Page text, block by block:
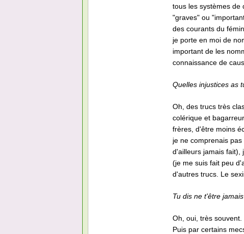
tous les systèmes de
"graves" ou
des courants du
je porte en moi de
important de les
connaissance de
Quelles injustices as
Oh, des trucs très
colérique et
frères, d'être moins
je ne comprenais
d'ailleurs jamais fait),
(je me suis fait peu
d'autres trucs. Le
Tu dis ne t'être
Oh, oui, très
Puis par certains